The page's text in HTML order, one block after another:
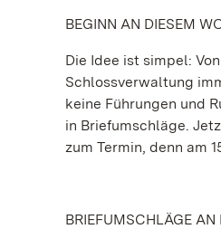
BEGINN AN DIESEM
Die Idee ist simpel:
Schlossverwaltung
keine Führungen und
in Briefumschläge.
zum Termin, denn am
BRIEFUMSCHLÄGE AN